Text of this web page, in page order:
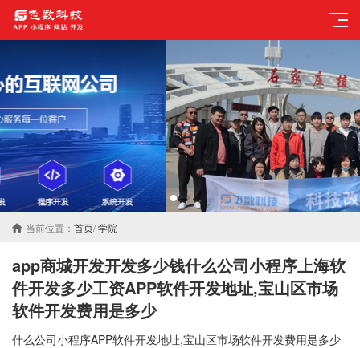
当前位置： 首页/学院
app商城开发开发多少钱什么公司小程序上海软
件开发多少工资APP软件开发地址,宝山区市场
软件开发费用是多少
什么公司小程序APP软件开发地址,宝山区市场软件开发费用是多少